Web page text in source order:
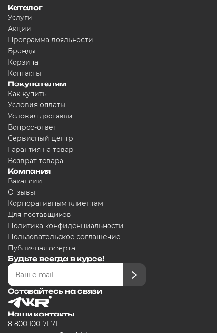
Оплачивайте сегодня только
Оставшиеся части будут
графику
Каталог
Услуги
Акции
Программа лояльности
Бренды
Корзина
Контакты
Покупателям
Как купить
Условия оплаты
Условия доставки
Вопрос-ответ
Сервисный центр
Гарантия на товар
Возврат товара
Компания
Вакансии
Отзывы
Корпоративным клиентам
Для поставщиков
Политика конфиденциальности
Пользовательское соглашение
Публичная оферта
Будьте всегда в курсе!
Оставайтесь на связи
Наши контакты
8 800 100-71-71